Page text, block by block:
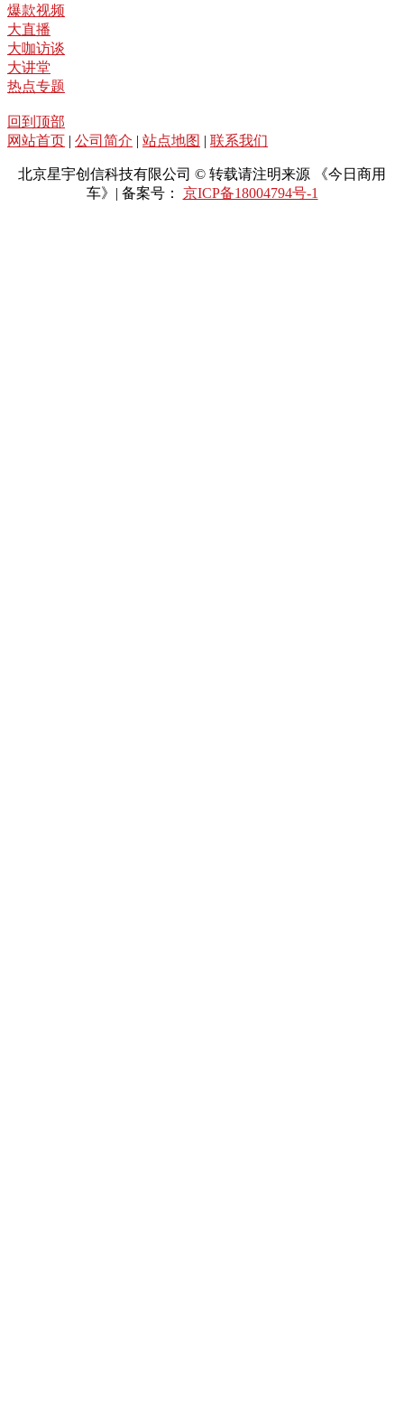
爆款视频
大直播
大咖访谈
大讲堂
热点专题
回到顶部
网站首页 | 公司简介 | 站点地图 | 联系我们
北京星宇创信科技有限公司 © 转载请注明来源 《今日商用
车》| 备案号： 京ICP备18004794号-1